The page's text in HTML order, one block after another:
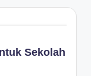
Sekolah